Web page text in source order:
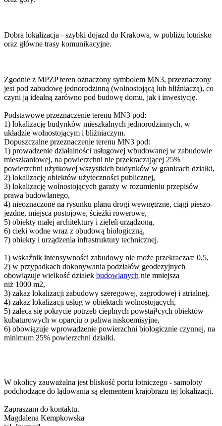
Dobra lokalizacja - szybki dojazd do Krakowa, w pobliżu lotnisko
oraz główne trasy komunikacyjne.
Zgodnie z MPZP teren oznaczony symbolem MN3, przeznaczony
jest pod zabudowę jednorodzinną (wolnostojącą lub bliźniaczą), co
czyni ją idealną zarówno pod budowę domu, jak i inwestycję.
Podstawowe przeznaczenie terenu MN3 pod:
1) lokalizację budynków mieszkalnych jednorodzinnych, w
układzie wolnostojącym i bliźniaczym.
Dopuszczalne przeznaczenie terenu MN3 pod:
1) prowadzenie działalności usługowej wbudowanej w zabudowie
mieszkaniowej, na powierzchni nie przekraczającej 25%
powierzchni użytkowej wszystkich budynków w granicach działki,
2) lokalizację obiektów użyteczności publicznej,
3) lokalizację wolnostojących garaży w rozumieniu przepisów
prawa budowlanego,
4) nieoznaczone na rysunku planu drogi wewnętrzne, ciągi pieszo-
jezdne, miejsca postojowe, ścieżki rowerowe,
5) obiekty małej architektury i zieleñ urządzoną,
6) cieki wodne wraz z obudową biologiczną,
7) obiekty i urządzenia infrastruktury technicznej.
1) wskaźnik intensywności zabudowy nie może przekraczaæ 0,5,
2) w przypadkach dokonywania podziałów geodezyjnych
obowiązuje wielkość działek budowlanych nie mniejsza
niż 1000 m2,
3) zakaz lokalizacji zabudowy szeregowej, zagrodowej i atrialnej,
4) zakaz lokalizacji usług w obiektach wolnostojących,
5) zaleca się pokrycie potrzeb cieplnych powstaj¹cych obiektów
kubaturowych w oparciu o paliwa niskoemisyjne,
6) obowiązuje wprowadzenie powierzchni biologicznie czynnej, na
minimum 25% powierzchni działki.
W okolicy zauważalna jest bliskość portu lotniczego - samoloty
podchodzące do lądowania są elementem krajobrazu tej lokalizacji.
Zapraszam do kontaktu.
Magdalena Kempkowska